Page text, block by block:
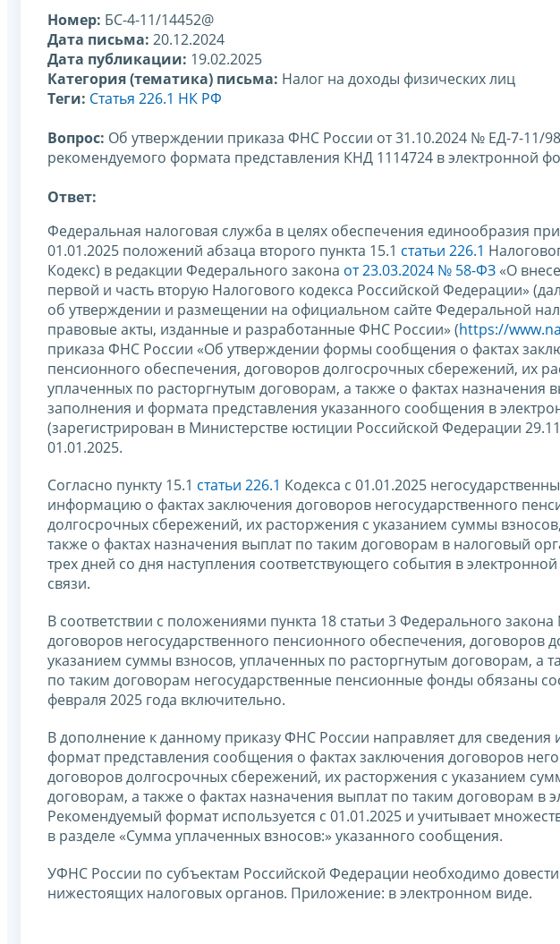
Номер: БС-4-11/14452@
Дата письма: 20.12.2024
Дата публикации: 19.02.2025
Категория (тематика) письма: Налог на доходы физических лиц
Теги: Статья 226.1 НК РФ
Вопрос: Об утверждении приказа ФНС России от 31.10.2024 № ЕД-7-11/
рекомендуемого формата представления КНД 1114724 в электронной
Ответ:
Федеральная налоговая служба в целях обеспечения единообразия
01.01.2025 положений абзаца второго пункта 15.1 статьи 226.1
Кодекс) в редакции Федерального закона от 23.03.2024 № 58-ФЗ «О
первой и часть вторую Налогового кодекса Российской Федерации»
об утверждении и размещении на официальном сайте Федеральной
правовые акты, изданные и разработанные ФНС России» (https://
приказа ФНС России «Об утверждении формы сообщения о фактах
пенсионного обеспечения, договоров долгосрочных сбережений, их
уплаченных по расторгнутым договорам, а также о фактах назначения
заполнения и формата представления указанного сообщения в
(зарегистрирован в Министерстве юстиции Российской Федерации
01.01.2025.
Согласно пункту 15.1 статьи 226.1 Кодекса с 01.01.2025
информацию о фактах заключения договоров негосударственного
долгосрочных сбережений, их расторжения с указанием суммы
также о фактах назначения выплат по таким договорам в налоговый
трех дней со дня наступления соответствующего события в
связи.
В соответствии с положениями пункта 18 статьи 3 Федерального
договоров негосударственного пенсионного обеспечения, договоров
указанием суммы взносов, уплаченных по расторгнутым договорам, а
по таким договорам негосударственные пенсионные фонды обязаны
февраля 2025 года включительно.
В дополнение к данному приказу ФНС России направляет для
формат представления сообщения о фактах заключения договоров
договоров долгосрочных сбережений, их расторжения с указанием
договорам, а также о фактах назначения выплат по таким договорам в
Рекомендуемый формат используется с 01.01.2025 и учитывает
в разделе «Сумма уплаченных взносов:» указанного сообщения.
УФНС России по субъектам Российской Федерации необходимо
нижестоящих налоговых органов. Приложение: в электронном виде.